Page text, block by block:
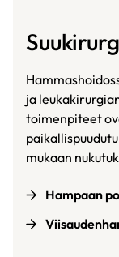
ja
toimenpiteet
mukaan
Hampaan